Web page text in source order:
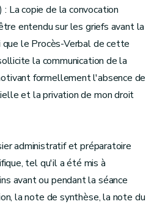
La copie de la convocation
entendu sur les griefs avant la
que le Procès-Verbal de cette
la communication de la
formellement l'absence de
et la privation de mon droit
administratif et préparatoire
tel qu'il a été mis à
avant ou pendant la séance
la note de synthèse, la note du